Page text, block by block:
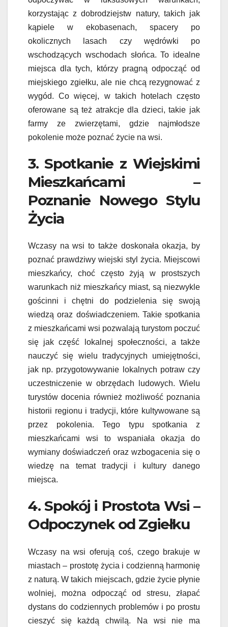
korzystając z dobrodziejstw natury, takich jak
kąpiele w ekobasenach, spacery po
okolicznych lasach czy wędrówki po
wschodzących wschodach słońca. To idealne
miejsca dla tych, którzy pragną odpocząć od
miejskiego zgiełku, ale nie chcą rezygnować z
wygód. Co więcej, w takich hotelach często
oferowane są też atrakcje dla dzieci, takie jak
farmy ze zwierzętami, gdzie najmłodsze
pokolenie może poznać życie na wsi.
3. Spotkanie z Wiejskimi
Mieszkańcami –
Poznanie Nowego Stylu
Życia
Wczasy na wsi to także doskonała okazja, by
poznać prawdziwy wiejski styl życia. Miejscowi
mieszkańcy, choć często żyją w prostszych
warunkach niż mieszkańcy miast, są niezwykle
gościnni i chętni do podzielenia się swoją
wiedzą oraz doświadczeniem. Takie spotkania
z mieszkańcami wsi pozwalają turystom poczuć
się jak część lokalnej społeczności, a także
nauczyć się wielu tradycyjnych umiejętności,
jak np. przygotowywanie lokalnych potraw czy
uczestniczenie w obrzędach ludowych. Wielu
turystów docenia również możliwość poznania
historii regionu i tradycji, które kultywowane są
przez pokolenia. Tego typu spotkania z
mieszkańcami wsi to wspaniała okazja do
wymiany doświadczeń oraz wzbogacenia się o
wiedzę na temat tradycji i kultury danego
miejsca.
4. Spokój i Prostota Wsi –
Odpoczynek od Zgiełku
Wczasy na wsi oferują coś, czego brakuje w
miastach – prostotę życia i codzienną harmonię
z naturą. W takich miejscach, gdzie życie płynie
wolniej, można odpocząć od stresu, złapać
dystans do codziennych problemów i po prostu
cieszyć się każdą chwilą. Na wsi nie ma